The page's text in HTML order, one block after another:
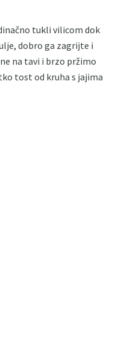
tukli vilicom dok
dobro ga zagrijte i
na tavi i brzo pržimo
tost od kruha s jajima